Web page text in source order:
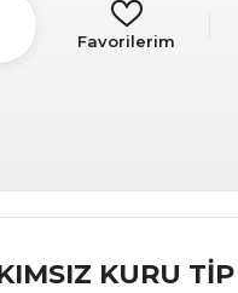
Favorilerim
KURU